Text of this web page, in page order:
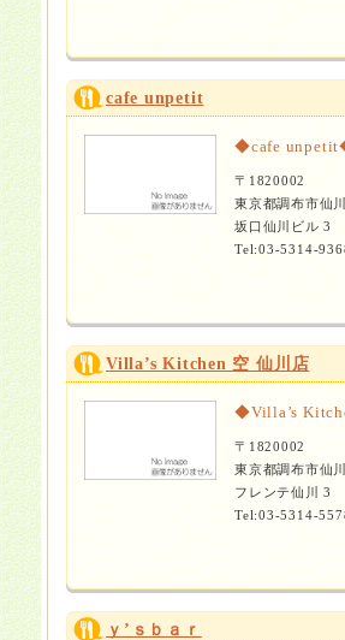
cafe unpetit
◆cafe
〒1820002
東京都調布市仙
坂口仙川ビル 3
Tel:03-5314-
Villa’s Kitchen 空 仙川店
◆Villa’s
〒1820002
東京都調布市仙
フレンテ仙川 3
Tel:03-5314-
ｙ’ｓｂａｒ